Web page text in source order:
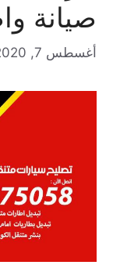
صيانة
أغسطس 7, 2020